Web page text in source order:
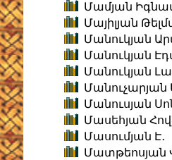
Մամյան
Մայիլյան
Մանուկյան
Մանուկյան
Մանուկյան
Մանուչարյան
Մանուսյան
Մասեհյան
Մասումյան Է․
Մատթեոսյան